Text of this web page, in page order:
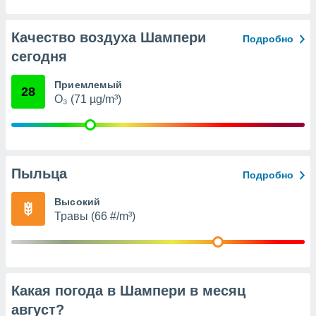
данных
сведения
Качество воздуха Шампери
сегодня
Подробно
28 Приемлемый
O₃ (71 µg/m³)
Пыльца Подробно
Высокий
Травы (66 #/m³)
Какая погода в Шампери в месяц
август?